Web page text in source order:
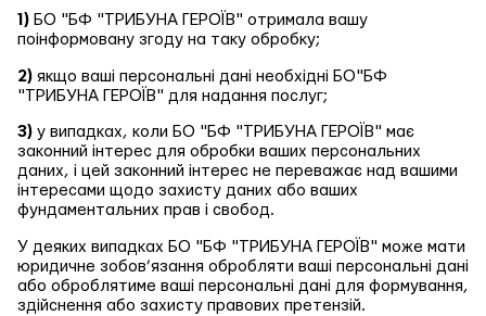
1)БО "БФ "ТРИБУНА ГЕРОЇВ" отримала вашу
поінформовану згоду на таку обробку;
2) якщо ваші персональні дані необхідні БО"БФ
"ТРИБУНА ГЕРОЇВ" для надання послуг;
3)у випадках, коли БО "БФ "ТРИБУНА ГЕРОЇВ" має
законний інтерес для обробки ваших персональних
даних, і цей законний інтерес не переважає над вашими
інтересами щодо захисту даних або ваших
фундаментальних прав і свобод.
У деяких випадках БО "БФ "ТРИБУНА ГЕРОЇВ" може мати
юридичне зобов’язання обробляти ваші персональні дані
або оброблятиме ваші персональні дані для формування,
здійснення або захисту правових претензій.